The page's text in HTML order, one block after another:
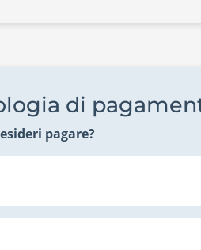
di
pagare?